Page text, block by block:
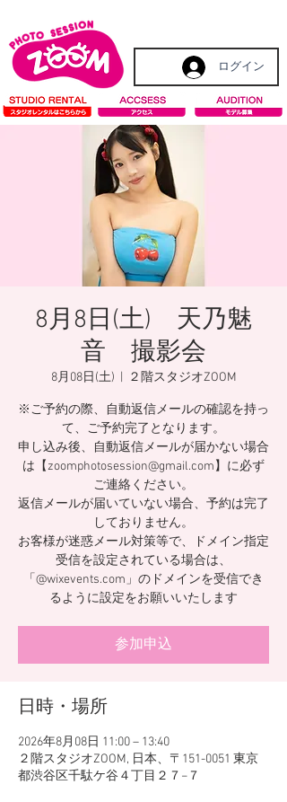
ログイン
8月8日(土) 天乃魅
音 撮影会
8月08日(土) ２階スタジオZOOM
※ご予約の際、自動返信メールの確認を持っ
て、ご予約完了となります。
申し込み後、自動返信メールが届かない場合
は【zoomphotosession@gmail.com】に必ず
ご連絡ください。
返信メールが届いていない場合、予約は完了
しておりません。
お客様が迷惑メール対策等で、ドメイン指定
受信を設定されている場合は、
「@wixevents.com」のドメインを受信でき
るように設定をお願いいたします
参加申込
日時・場所
2026年8月08日 11:00 – 13:40
２階スタジオZOOM, 日本、〒151-0051 東京
都渋谷区千駄ケ谷４丁目２７−７